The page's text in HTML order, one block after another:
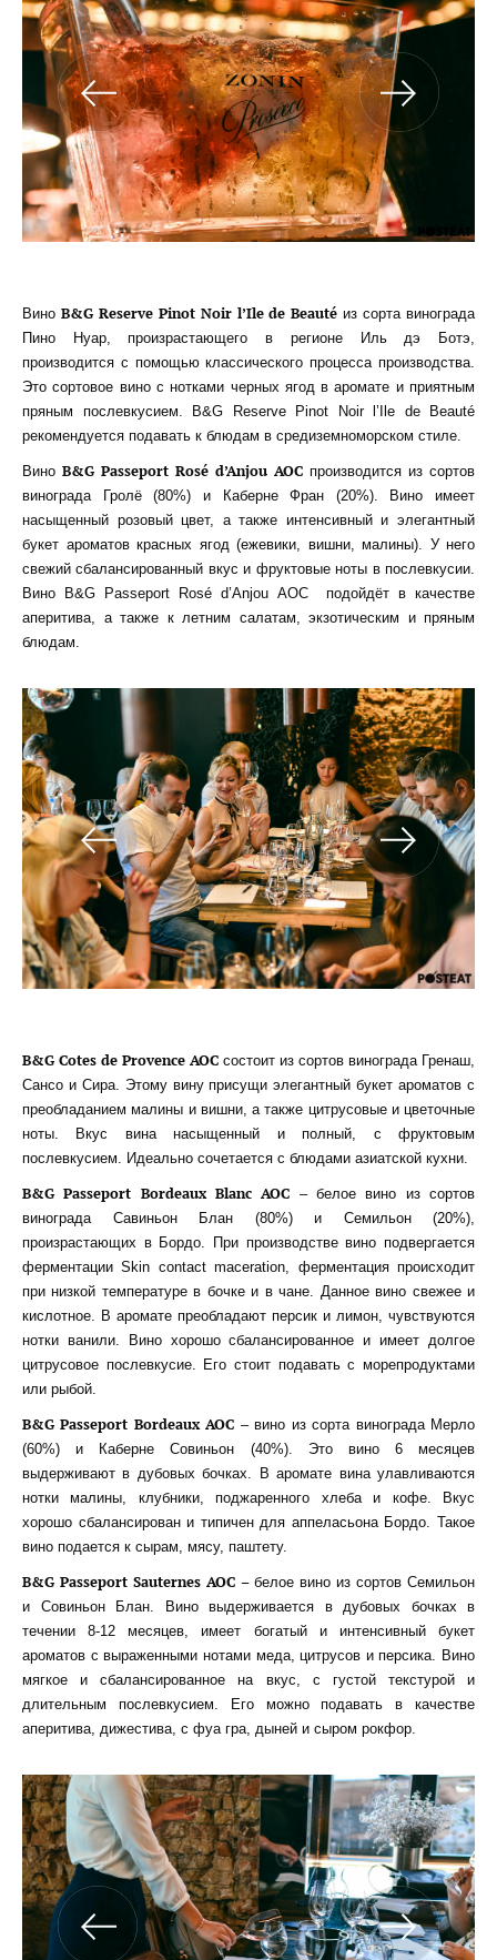
Вино B&G Reserve Pinot Noir l’Ile de Beauté из сорта винограда
Пино Нуар, произрастающего в регионе Иль дэ Ботэ,
производится с помощью классического процесса производства.
Это сортовое вино с нотками черных ягод в аромате и приятным
пряным послевкусием. B&G Reserve Pinot Noir l’Ile de Beauté
рекомендуется подавать к блюдам в средиземноморском стиле.
Вино B&G Passeport Rosé d’Anjou AOC производится из сортов
винограда Гролё (80%) и Каберне Фран (20%). Вино имеет
насыщенный розовый цвет, а также интенсивный и элегантный
букет ароматов красных ягод (ежевики, вишни, малины). У него
свежий сбалансированный вкус и фруктовые ноты в послевкусии.
Вино B&G Passeport Rosé d’Anjou AOC подойдёт в качестве
аперитива, а также к летним салатам, экзотическим и пряным
блюдам.
B&G Cotes de Provence AOC состоит из сортов винограда Гренаш,
Сансо и Сира. Этому вину присущи элегантный букет ароматов с
преобладанием малины и вишни, а также цитрусовые и цветочные
ноты. Вкус вина насыщенный и полный, с фруктовым
послевкусием. Идеально сочетается с блюдами азиатской кухни.
B&G Passeport Bordeaux Blanc AOC – белое вино из сортов
винограда Савиньон Блан (80%) и Семильон (20%),
произрастающих в Бордо. При производстве вино подвергается
ферментации Skin contact maceration, ферментация происходит
при низкой температуре в бочке и в чане. Данное вино свежее и
кислотное. В аромате преобладают персик и лимон, чувствуются
нотки ванили. Вино хорошо сбалансированное и имеет долгое
цитрусовое послевкусие. Его стоит подавать с морепродуктами
или рыбой.
B&G Passeport Bordeaux AOC – вино из сорта винограда Мерло
(60%) и Каберне Совиньон (40%). Это вино 6 месяцев
выдерживают в дубовых бочках. В аромате вина улавливаются
нотки малины, клубники, поджаренного хлеба и кофе. Вкус
хорошо сбалансирован и типичен для аппеласьона Бордо. Такое
вино подается к сырам, мясу, паштету.
B&G Passeport Sauternes AOC –белое вино из сортов Семильон
и Совиньон Блан. Вино выдерживается в дубовых бочках в
течении 8-12 месяцев, имеет богатый и интенсивный букет
ароматов с выраженными нотами меда, цитрусов и персика. Вино
мягкое и сбалансированное на вкус, с густой текстурой и
длительным послевкусием. Его можно подавать в качестве
аперитива, дижестива, с фуа гра, дыней и сыром рокфор.